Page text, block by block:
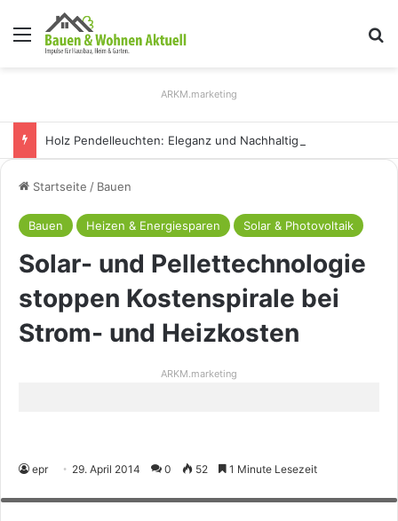
Menü
ARKM.marketing
Startseite / Bauen
Bauen Heizen & Energiesparen Solar & Photovoltaik
Solar- und Pellettechnologie
stoppen Kostenspirale bei
Strom- und Heizkosten
ARKM.marketing
epr 29. April 2014 0 52 1 Minute Lesezeit
Energiekosten sparen zeigt die Woche der Sonne bundesweit vom 9. bis 18.